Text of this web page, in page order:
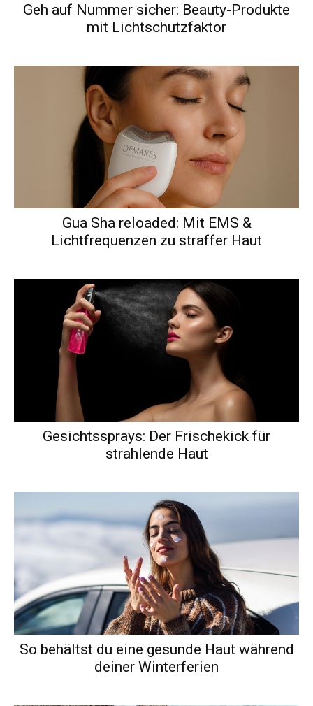
Geh auf Nummer sicher: Beauty-Produkte
mit Lichtschutzfaktor
Gua Sha reloaded: Mit EMS &
Lichtfrequenzen zu straffer Haut
Gesichtssprays: Der Frischekick für
strahlende Haut
So behältst du eine gesunde Haut während
deiner Winterferien